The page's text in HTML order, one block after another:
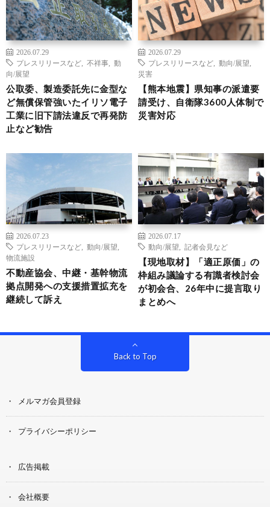
2026.07.29
プレスリリースなど
不祥事
動
向/展望
公取委、製造委託先に金型な
ど無償保管強いたイリソ電子
工業に旧下請法違反で再発防
止など勧告
2026.07.29
プレスリリースなど
動向/展望
災害
【熊本地震】県知事の派遣要
請受け、自衛隊3600人体制で
災害対応
2026.07.23
プレスリリースなど
動向/展望
物流施設
不動産協会、中継・基幹物流
拠点開発への支援措置拡充を
継続して訴え
2026.07.17
動向/展望
記者会見など
【現地取材】「適正原価」の
枠組み議論する有識者検討会
が初会合、26年中に提言取り
まとめへ
Back to Top
メルマガ会員登録
プライバシーポリシー
広告掲載
会社概要